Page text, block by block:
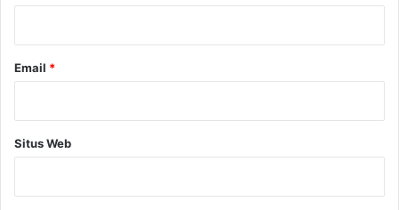
Email *
Situs Web